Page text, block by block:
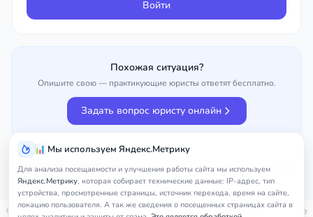
📊 Мы используем Яндекс.Метрику
Для анализа посещаемости и улучшения работы сайта мы используем
Яндекс.Метрику, которая собирает технические данные: IP-адрес, тип
устройства, просмотренные страницы, источник перехода, время на сайте,
локацию пользователя. А так же сведения о посещенных страницах сайта в
Войти
Похожая ситуация?
Опишите свою — практикующие юристы ответят бесплатно.
Задать вопрос юристу онлайн
Улучшить вопрос 0%
© 2026nedicom™. Права на товарный знак зарегистрированы в Роспатенте